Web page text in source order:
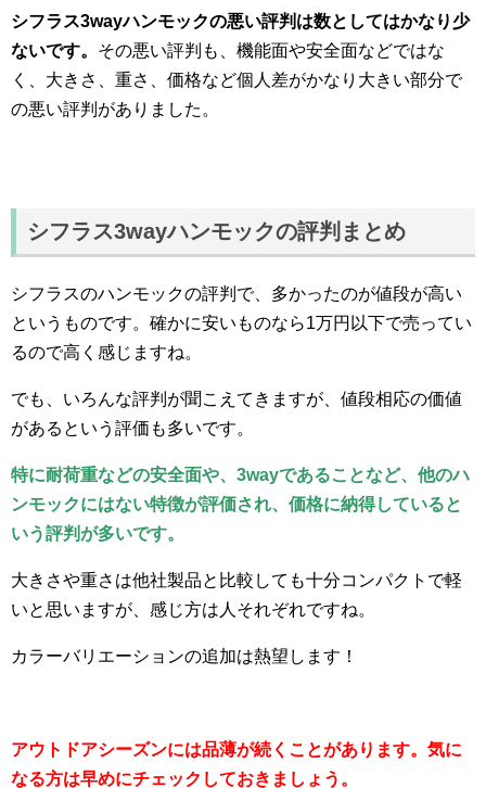
シフラス3wayハンモックの悪い評判は数としてはかなり少
ないです。 その悪い評判も、機能面や安全面などではな
く、大きさ、重さ、価格など個人差がかなり大きい部分で
の悪い評判がありました。
シフラス3wayハンモックの評判まとめ
シフラスのハンモックの評判で、多かったのが値段が高い
というものです。確かに安いものなら1万円以下で売ってい
るので高く感じますね。
でも、いろんな評判が聞こえてきますが、値段相応の価値
があるという評価も多いです。
特に耐荷重などの安全面や、3wayであることなど、他のハ
ンモックにはない特徴が評価され、価格に納得していると
いう評判が多いです。
大きさや重さは他社製品と比較しても十分コンパクトで軽
いと思いますが、感じ方は人それぞれですね。
カラーバリエーションの追加は熱望します！
アウトドアシーズンには品薄が続くことがあります。気に
なる方は早めにチェックしておきましょう。